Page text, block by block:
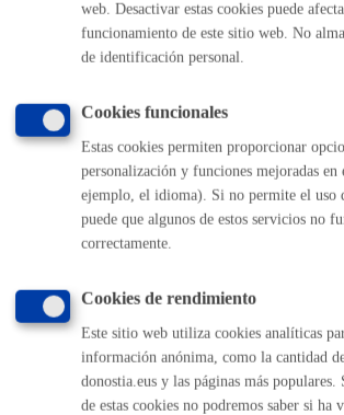
ONLINE
PRESENCIAL
Volver al índice Volver atrás
Comunícate con el Ayuntamiento de
Sebastián
(gratuito desde Donostia / San Sebastián)
(+34) 943 481 000
web. Desactivar estas cookies puede
funcionamiento de este sitio web. No
de identificación personal.
Cookies funcionales
Estas cookies permiten proporcionar
personalización y funciones mejoradas
ejemplo, el idioma). Si no permite el uso
puede que algunos de estos servicios no
correctamente.
Cookies de rendimiento
Este sitio web utiliza cookies analíticas
información anónima, como la cantidad
donostia.eus y las páginas más
de estas cookies no podremos saber si ha